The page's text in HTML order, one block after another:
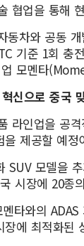
협업을 통해
동차와 공동
기준 1회
모멘타
신으로 중국
라인업을 공
제공할 예정
모델을
시장에 20종
타와의
에 최적화